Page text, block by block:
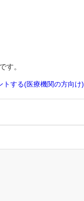
す。
する(医療機関の方向け)